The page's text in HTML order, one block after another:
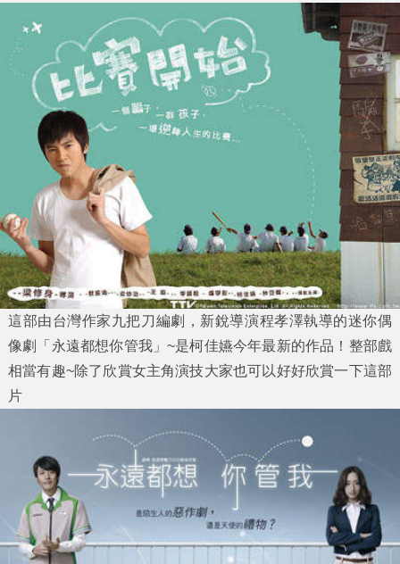
這部由台灣作家九把刀編劇，新銳導演程孝澤執導的迷你偶
像劇「永遠都想你管我」~是柯佳嬿今年最新的作品！整部戲
相當有趣~除了欣賞女主角演技大家也可以好好欣賞一下這部
片